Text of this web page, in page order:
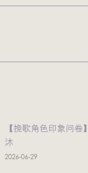
【挽歌角色印象问卷
沐
2026-06-29